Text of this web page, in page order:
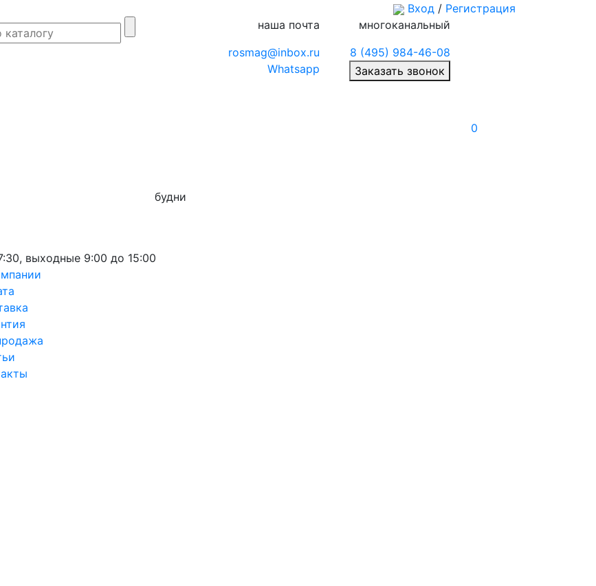
Вход / Регистрация
будни
выходные 9:00 до 15:00
наша почта
rosmag@inbox.ru
Whatsapp
многоканальный
8 (495) 984-46-08
Заказать звонок
0